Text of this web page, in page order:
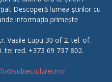
Descoperă lumea știrilor cu
informația primește
Vasile Lupu 30 of 2. tel. of.
tel red. +373 69 737 802.